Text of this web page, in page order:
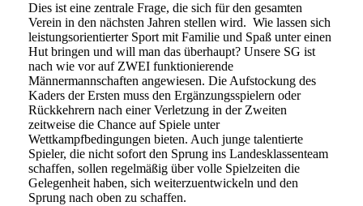
Dies ist eine zentrale Frage, die sich für den gesamten
Verein in den nächsten Jahren stellen wird. Wie lassen sich
leistungsorientierter Sport mit Familie und Spaß unter einen
Hut bringen und will man das überhaupt? Unsere SG ist
nach wie vor auf ZWEI funktionierende
Männermannschaften angewiesen. Die Aufstockung des
Kaders der Ersten muss den Ergänzungsspielern oder
Rückkehrern nach einer Verletzung in der Zweiten
zeitweise die Chance auf Spiele unter
Wettkampfbedingungen bieten. Auch junge talentierte
Spieler, die nicht sofort den Sprung ins Landesklassenteam
schaffen, sollen regelmäßig über volle Spielzeiten die
Gelegenheit haben, sich weiterzuentwickeln und den
Sprung nach oben zu schaffen.